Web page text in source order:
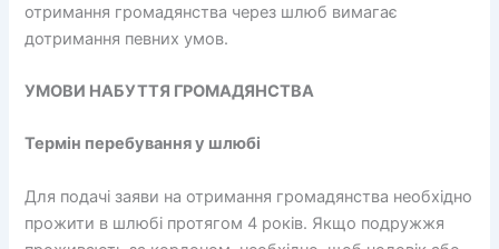
отримання громадянства через шлюб вимагає
дотримання певних умов.
УМОВИ НАБУТТЯ ГРОМАДЯНСТВА
Термін перебування у шлюбі
Для подачі заяви на отримання громадянства необхідно
прожити в шлюбі протягом 4 років. Якщо подружжя